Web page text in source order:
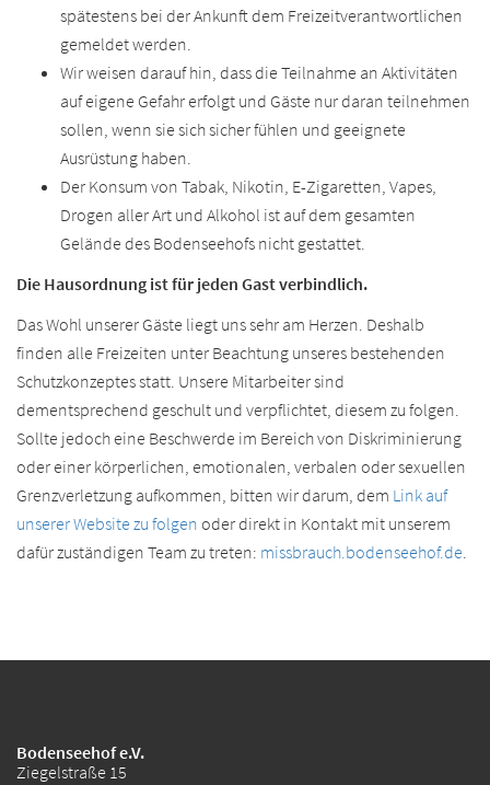
spätestens bei der Ankunft dem Freizeitverantwortlichen
gemeldet werden.
Wir weisen darauf hin, dass die Teilnahme an Aktivitäten
auf eigene Gefahr erfolgt und Gäste nur daran teilnehmen
sollen, wenn sie sich sicher fühlen und geeignete
Ausrüstung haben.
Der Konsum von Tabak, Nikotin, E-Zigaretten, Vapes,
Drogen aller Art und Alkohol ist auf dem gesamten
Gelände des Bodenseehofs nicht gestattet.
Die Hausordnung ist für jeden Gast verbindlich.
Das Wohl unserer Gäste liegt uns sehr am Herzen. Deshalb
finden alle Freizeiten unter Beachtung unseres bestehenden
Schutzkonzeptes statt. Unsere Mitarbeiter sind
dementsprechend geschult und verpflichtet, diesem zu folgen.
Sollte jedoch eine Beschwerde im Bereich von Diskriminierung
oder einer körperlichen, emotionalen, verbalen oder sexuellen
Grenzverletzung aufkommen, bitten wir darum, dem Link auf
unserer Website zu folgen oder direkt in Kontakt mit unserem
dafür zuständigen Team zu treten: missbrauch.bodenseehof.de
Bodenseehof e.V.
Ziegelstraße 15